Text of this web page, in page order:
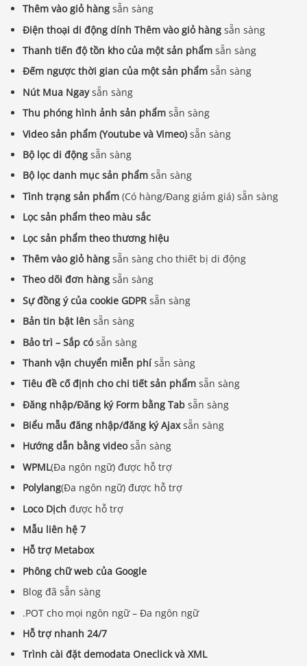
Thêm vào giỏ hàng sẵn sàng
Điện thoại di động dính Thêm vào giỏ hàng sẵn sàng
Thanh tiến độ tồn kho của một sản phẩm sẵn sàng
Đếm ngược thời gian của một sản phẩm sẵn sàng
Nút Mua Ngaysẵn sàng
Thu phóng hình ảnh sản phẩm sẵn sàng
Video sản phẩm (Youtube và Vimeo) sẵn sàng
Bộ lọc di động sẵn sàng
Bộ lọc danh mục sản phẩm sẵn sàng
Tình trạng sản phẩm (Có hàng/Đang giảm giá) sẵn sàng
Lọc sản phẩm theo màu sắc
Lọc sản phẩm theo thương hiệu
Thêm vào giỏ hàngsẵn sàng cho thiết bị di động
Theo dõi đơn hàng sẵn sàng
Sự đồng ý của cookie GDPR sẵn sàng
Bản tin bật lên sẵn sàng
Bảo trì – Sắp cósẵn sàng
Thanh vận chuyển miễn phísẵn sàng
Tiêu đề cố định cho chi tiết sản phẩm sẵn sàng
Đăng nhập/Đăng ký Form bằng Tab sẵn sàng
Biểu mẫu đăng nhập/đăng ký Ajaxsẵn sàng
Hướng dẫn bằng videosẵn sàng
WPML(Đa ngôn ngữ) được hỗ trợ
Polylang(Đa ngôn ngữ) được hỗ trợ
Loco Dịch được hỗ trợ
Mẫu liên hệ 7
Hỗ trợ Metabox
Phông chữ web của Google
Blog đã sẵn sàng
.POT cho mọi ngôn ngữ – Đa ngôn ngữ
Hỗ trợ nhanh 24/7
Trình cài đặt demodata Oneclick và XML